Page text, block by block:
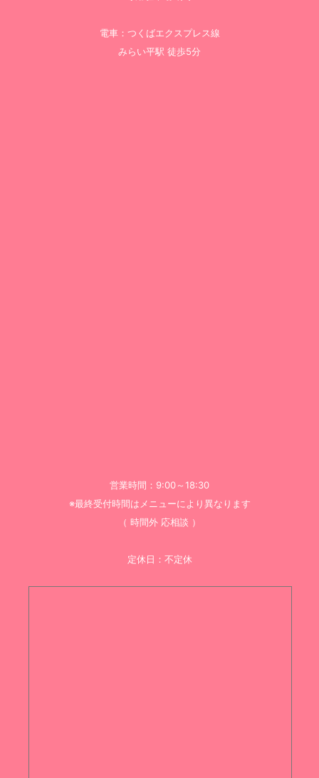
電車：つくばエクスプレス線
みらい平駅 徒歩5分
営業時間：9:00～18:30
※最終受付時間はメニューにより異なります
（ 時間外 応相談 ）
定休日：不定休